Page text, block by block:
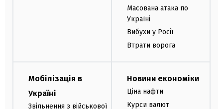
Масована атака по
Україні
Вибухи у Росії
Втрати ворога
Мобілізація в
Україні
Звільнення з військової
Новини економіки
Ціна нафти
Курси валют